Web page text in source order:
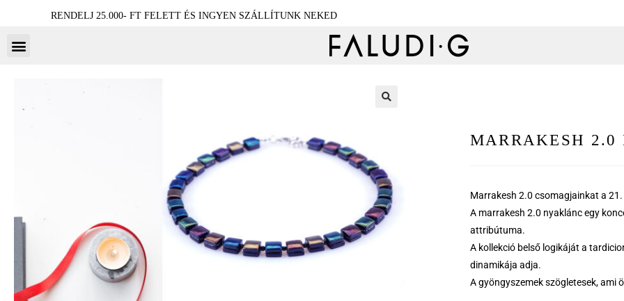
RENDELJ 25.000- FT FELETT ÉS INGYEN SZÁLLÍTUNK NEKED
MARRAKESH 2.0
Marrakesh 2.0 csomagjainkat a
A marrakesh 2.0 nyaklánc egy
attribútuma.
A kollekció belső logikáját a
dinamikája adja.
A gyöngyszemek szögletesek, ami